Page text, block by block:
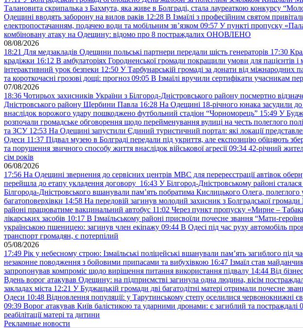
Талановита скрипалька з Бахмута, яка живе в Болграді, стала лауреаткою конкурсу
Одещині вводять заборону на вилов раків 12:28 В Ізмаїлі з професійним святом
електропостачанням, подачею води та мобільним звʼязком 09:57 У пункті пропуску
комбіновану атаку на Одещину: відомо про 8 постраждалих ОНОВЛЕНО
08/08/2026
18:21 Для медзакладів Одещини польські партнери передали шість генераторів 17:30
крадіжки 16:12 В амбулаторіях Городненської громади покращили умови для пацієнтів і
інтерактивний урок безпеки 12:50 У Тарбунарській громаді за донати від міжнародних
та короткочасні грозові дощі: прогноз 09:05 В Ізмаїлі вручили сертифікати учасникам
07/08/2026
18:36 Чотирьох захисників України з Білгород-Дністровського району посмертно
Дністровського району Щербини Павла 16:28 На Одещині 18-річного юнака засудили до
внаслідок ворожого удару пошкоджено футбольний стадіон “Чорноморець” 15:49 У
розпочали громадське обговорення щодо перейменування вулиці на честь полеглого
та ЗСУ 12:53 На Одещині запустили Єдиний туристичний портал: які локації
Одеси 11:37 Підвал музею в Болграді передали під укриття, але експозицію обіцяють
та порушення звичного способу життя внаслідок військової агресії 09:34 42-річний
сім років
06/08/2026
17:56 На Одещині звернення до сервісних центрів МВС для перереєстрації автівок
перейшла до етапу укладення договору 16:43 У Білгород-Дністровському районі
Білгорода-Дністровського вшанували пам’ять побратима Кислицького Олега, полеглого
багатоповерхівки 14:58 На передовій загинув молодий захисник з Болградської
районі працюватиме вакцинальний автобус 11:02 Через пункт пропуску «Мирне –
лікарських засобів 10:17 В Ізмаїльському районі присвоїли почесне звання “Мати-
українською пшеницею: загинув член екіпажу 09:44 В Одесі під час руху автомобіль
транспорт громадян, є потерпілий
05/08/2026
17:49 Рік у небесному строю: Ізмаїльські поліцейські вшанували пам’ять загиблого
незаконне поводження з бойовими припасами та вибухівкою 16:47 Ізмаїл став
запропонував компроміс щодо вирішення питання використання підвалу 14:44 Від
Вдень ворог атакував Одещину: на підприємстві загинула одна людина, вісім
закладах міста 12:21 У Буджацькій громади дві багатодітні матері отримали почесне
Одеси 10:48 Відновлення популяції: у Тарутинському степу оселилися червонокнижні
09:39 Ворог атакував Київ балістикою та ударними дронами: є загиблий та постраждалі
реабілітації матері та дитини
Рекламные новости